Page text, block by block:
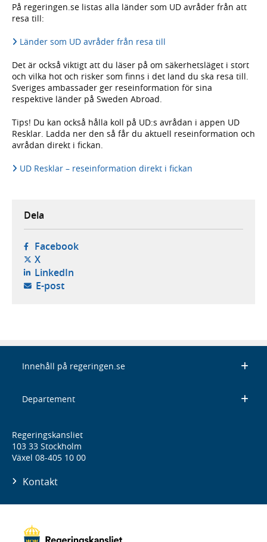
På regeringen.se listas alla länder som UD avråder från att
resa till:
Länder som UD avråder från resa till
Det är också viktigt att du läser på om säkerhetsläget i stort
och vilka hot och risker som finns i det land du ska resa till.
Sveriges ambassader ger reseinformation för sina
respektive länder på Sweden Abroad.
Tips! Du kan också hålla koll på UD:s avrådan i appen UD
Resklar. Ladda ner den så får du aktuell reseinformation och
avrådan direkt i fickan.
UD Resklar – reseinformation direkt i fickan
Dela
Facebook- öppnas i ny flik, extern webbplats,
X- öppnas i ny flik, extern webbplats,
LinkedIn- öppnas i ny flik, extern webbplats,
E-post- öppnar din e-postklient,
Innehåll på regeringen.se
Departement
Regeringskansliet
103 33 Stockholm
Växel 08-405 10 00
Kontakt